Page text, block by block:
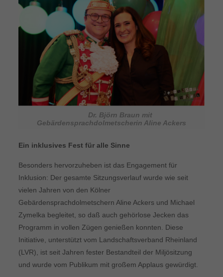
Dr. Björn Braun mit
Gebärdensprachdolmetscherin Aline Ackers
Ein inklusives Fest für alle Sinne
Besonders hervorzuheben ist das Engagement für
Inklusion: Der gesamte Sitzungsverlauf wurde wie seit
vielen Jahren von den Kölner
Gebärdensprachdolmetschern Aline Ackers und Michael
Zymelka begleitet, so daß auch gehörlose Jecken das
Programm in vollen Zügen genießen konnten. Diese
Initiative, unterstützt vom Landschaftsverband Rheinland
(LVR), ist seit Jahren fester Bestandteil der Miljösitzung
und wurde vom Publikum mit großem Applaus gewürdigt.